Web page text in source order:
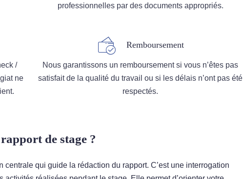
professionnelles par des documents appropriés.
/
ne
Remboursement
Nous garantissons un remboursement si vous n’êtes pas
satisfait de la qualité du travail ou si les délais n’ont pas été
respectés.
de stage ?
centrale qui guide la rédaction du rapport. C’est une interrogation